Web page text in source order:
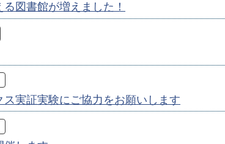
図書館が増えました！
実証実験にご協力をお願いします